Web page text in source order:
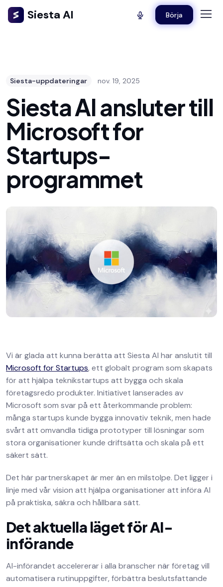
Siesta AI Börja
Siesta-uppdateringar nov. 19, 2025
Siesta AI ansluter till
Microsoft for
Startups-
programmet
Vi är glada att kunna berätta att Siesta AI har anslutit till
Microsoft for Startups, ett globalt program som skapats
för att hjälpa teknikstartups att bygga och skala
företagsredo produkter. Initiativet lanserades av
Microsoft som svar på ett återkommande problem:
många startups kunde bygga innovativ teknik, men hade
svårt att omvandla tidiga prototyper till lösningar som
stora organisationer kunde driftsätta och skala på ett
säkert sätt.
Det här partnerskapet är mer än en milstolpe. Det ligger i
linje med vår vision att hjälpa organisationer att införa AI
på praktiska, säkra och hållbara sätt.
Det aktuella läget för AI-
införande
AI-införandet accelererar i alla branscher när företag vill
automatisera rutinuppgifter, förbättra beslutsfattande